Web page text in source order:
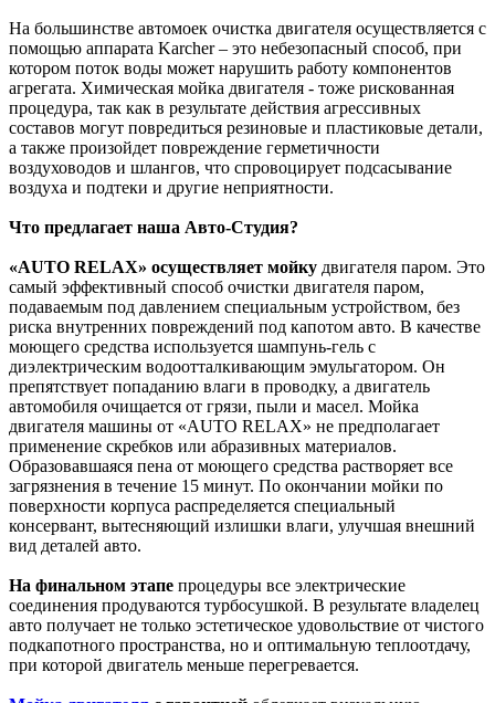
На большинстве автомоек очистка двигателя осуществляется с
помощью аппарата Karcher – это небезопасный способ, при
котором поток воды может нарушить работу компонентов
агрегата. Химическая мойка двигателя - тоже рискованная
процедура, так как в результате действия агрессивных
составов могут повредиться резиновые и пластиковые детали,
а также произойдет повреждение герметичности
воздуховодов и шлангов, что спровоцирует подсасывание
воздуха и подтеки и другие неприятности.
Что предлагает наша Авто-Студия?
«AUTO RELAX» осуществляет мойку двигателя паром. Это
самый эффективный способ очистки двигателя паром,
подаваемым под давлением специальным устройством, без
риска внутренних повреждений под капотом авто. В качестве
моющего средства используется шампунь-гель с
диэлектрическим водоотталкивающим эмульгатором. Он
препятствует попаданию влаги в проводку, а двигатель
автомобиля очищается от грязи, пыли и масел. Мойка
двигателя машины от «AUTO RELAX» не предполагает
применение скребков или абразивных материалов.
Образовавшаяся пена от моющего средства растворяет все
загрязнения в течение 15 минут. По окончании мойки по
поверхности корпуса распределяется специальный
консервант, вытесняющий излишки влаги, улучшая внешний
вид деталей авто.
На финальном этапе процедуры все электрические
соединения продуваются турбосушкой. В результате владелец
авто получает не только эстетическое удовольствие от чистого
подкапотного пространства, но и оптимальную теплоотдачу,
при которой двигатель меньше перегревается.